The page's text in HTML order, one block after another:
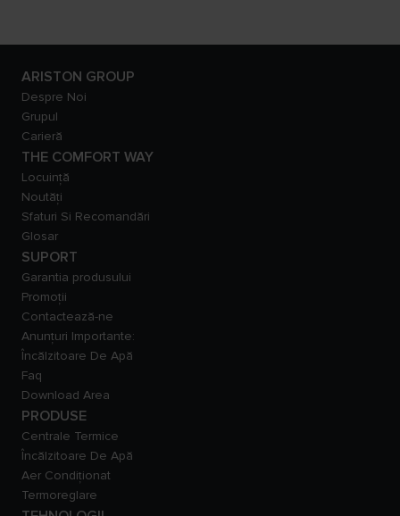
ARISTON GROUP
Despre Noi
Grupul
Carieră
THE COMFORT WAY
Locuință
Noutăți
Sfaturi Si Recomandări
Glosar
SUPORT
Garantia produsului
Promoții
Contactează-ne
Anunțuri Importante:
Încălzitoare De Apă
Faq
Download Area
PRODUSE
Centrale Termice
Încălzitoare De Apă
Aer Condiționat
Termoreglare